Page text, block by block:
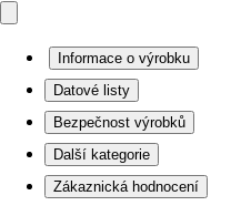
Informace o výrobku
Datové listy
Bezpečnost výrobků
Další kategorie
Zákaznická hodnocení